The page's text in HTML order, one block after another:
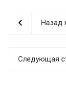
Назад
Следующая